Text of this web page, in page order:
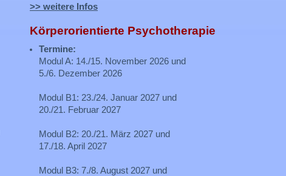
>> weitere Infos
Körperorientierte Psychotherapie
Termine:
Modul A: 14./15. November 2026 und
5./6. Dezember 2026
Modul B1: 23./24. Januar 2027 und
20./21. Februar 2027
Modul B2: 20./21. März 2027 und
17./18. April 2027
Modul B3: 7./8. August 2027 und